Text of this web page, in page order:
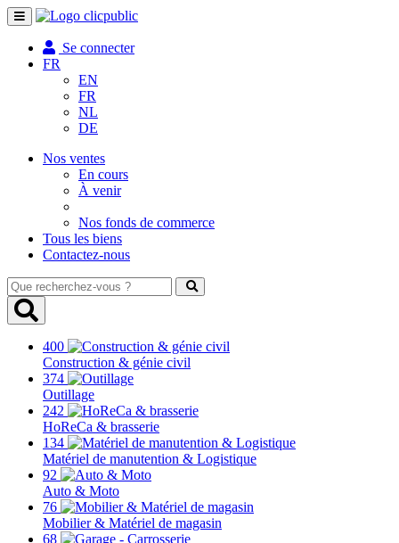
Toggle
navigation
Se connecter
FR
EN
FR
NL
DE
Nos ventes
En cours
À venir
Nos fonds de commerce
Tous les biens
Contactez-nous
Que
recherchez-
vous
400
Construction & génie civil
374
Outillage
242
HoReCa & brasserie
134
Matériel de manutention & Logistique
92
Auto & Moto
76
Mobilier & Matériel de magasin
68